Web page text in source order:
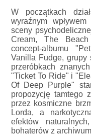
W początkach
wyraźnym
sceny
Cream, The
concept-albumu
Vanilla Fudge, grupy
przeróbkach
"Ticket To Ride" i
Of Deep Purple"
propozycję tamtego
przez kosmiczne
Lorda, a
efektów
bohaterów z